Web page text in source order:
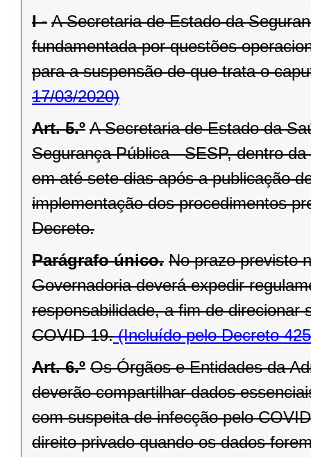
I - A Secretaria de Estado da
fundamentada por questões
para a suspensão de que trata o
17/03/2020)
Art. 5.º A Secretaria de Estado da
Segurança Pública - SESP, dentro
em até sete dias após a publicação
implementação dos procedimentos
Decreto.
Parágrafo único. No prazo previsto
Governadoria deverá expedir
responsabilidade, a fim de direcionar
COVID-19.(Incluído pelo Decreto
Art. 6.º Os Órgãos e Entidades da
deverão compartilhar dados
com suspeita de infecção pelo
direito privado quando os dados